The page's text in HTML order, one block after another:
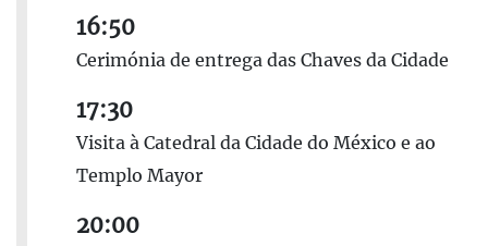
16:50
Cerimónia de entrega das Chaves da Cidade
17:30
Visita à Catedral da Cidade do México e ao
Templo Mayor
20:00